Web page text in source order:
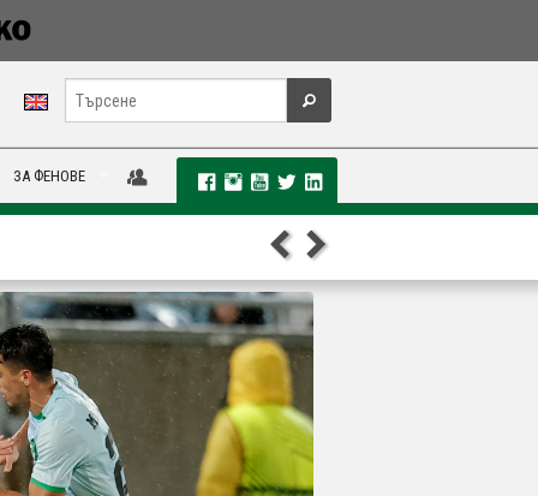
ЗА ФЕНОВЕ